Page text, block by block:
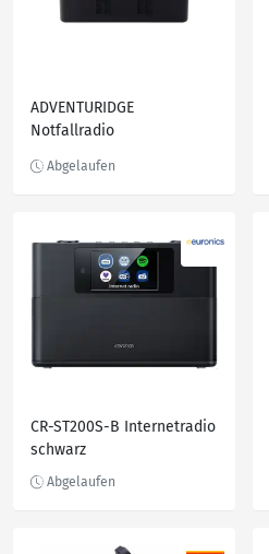
ADVENTURIDGE
Notfallradio
CR-ST200S-B Internetradio
schwarz